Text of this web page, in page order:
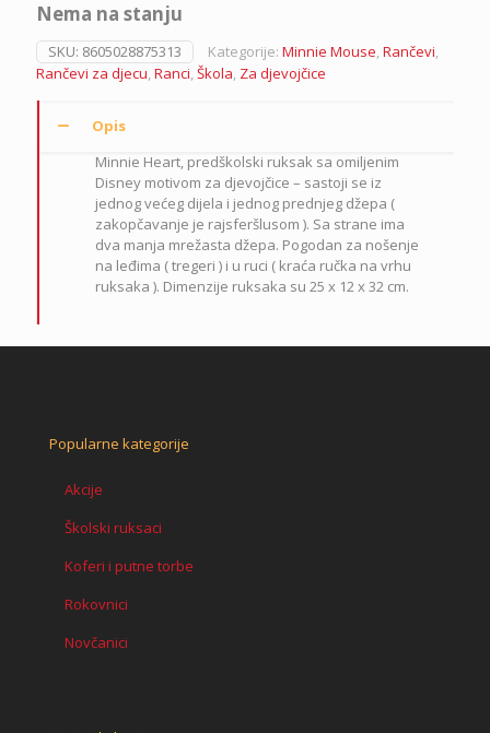
Nema na stanju
SKU: 8605028875313 Kategorije: Minnie Mouse,Rančevi,
Rančevi za djecu,Ranci,Škola, Za djevojčice
Opis
Minnie Heart, predškolski ruksak sa omiljenim
Disney motivom za djevojčice – sastoji se iz
jednog većeg dijela i jednog prednjeg džepa (
zakopčavanje je rajsferšlusom ). Sa strane ima
dva manja mrežasta džepa. Pogodan za nošenje
na leđima ( tregeri ) i u ruci ( kraća ručka na vrhu
ruksaka ). Dimenzije ruksaka su 25 x 12 x 32 cm.
Popularne kategorije
Akcije
Školski ruksaci
Koferi i putne torbe
Rokovnici
Novčanici